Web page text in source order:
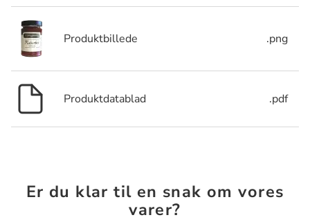
Produktbillede .png
Produktdatablad .pdf
Er du klar til en snak om vores
varer?